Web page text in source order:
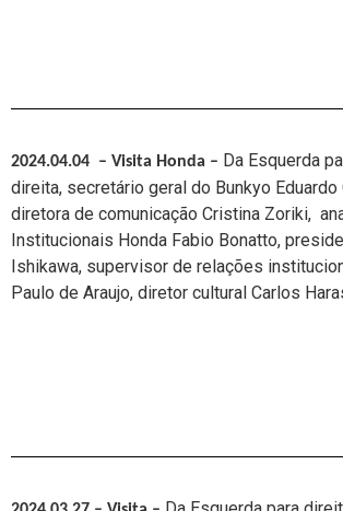
2024.04.04 – Visita Honda – Da Esquerda
direita, secretário geral do Bunkyo Eduardo
diretora de comunicação Cristina Zoriki,
Institucionais Honda Fabio Bonatto,
Ishikawa, supervisor de relações
Paulo de Araujo, diretor cultural Carlos